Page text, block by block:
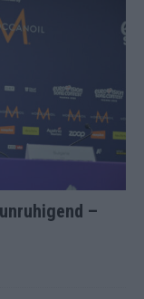
–